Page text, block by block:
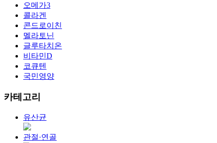
오메가3
콜라겐
콘드로이친
멜라토닌
글루타치온
비타민D
코큐텐
국민영양
카테고리
유산균
관절·연골